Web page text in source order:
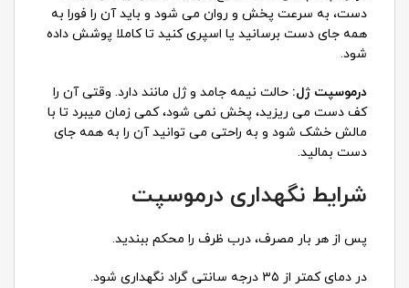
دست، به سرعت پخش و روان می شود و باید آن را فورا به
همه جای دست برسانید یا اسپری کنید تا کاملا پوشش داده
شود.
درموسپت ژل: حالت نیمه جامد و ژل مانند دارد. وقتی آن را
کف دست می ریزید، پخش نمی شود، کمی زمان میبرد تا با
مالش خشک شود و به راحتی می توانید آن را به همه جای
دست بمالید.
شرایط نگهداری درموسپت
پس از هر بار مصرف، درب ظرف را محکم ببندید.
در دمای کمتر از ۳۵ درجه سانتی گراد نگهداری شود.